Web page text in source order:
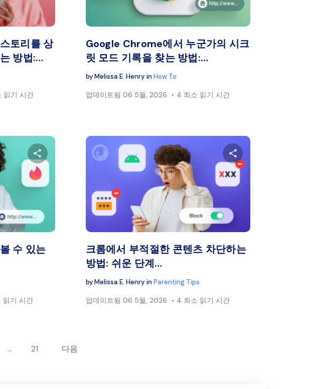
트위터 링크 복사
토리를 상
방법:…
읽기 시간
Google Chrome에서 누군가의 시크
릿 모드 기록을 찾는 방법:…
byMelissa E. Henry in How To
업데이트됨 06 5월, 2026 4 최소 읽기 시간
이 글을 공유하세요
트위터 링크 복사
수 있는
읽기 시간
이 글을 공유하
트위터
크롬에서 부적절한 콘텐츠 차단하는
방법: 쉬운 단계…
byMelissa E. Henry in Parenting Tips
업데이트됨 06 5월, 2026 4 최소 읽기 시간
… 21 다음